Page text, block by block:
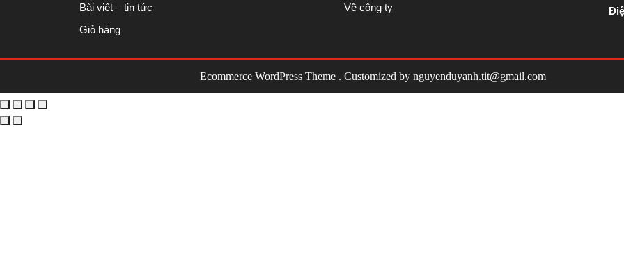
Bài viết – tin tức
Giỏ hàng
Về công ty
Ecommerce WordPress Theme. Customized by nguyenduyanh.tit@gmail.com